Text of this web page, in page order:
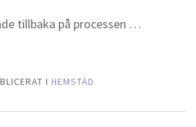
tillbaka på processen …
I HEMSTÄD